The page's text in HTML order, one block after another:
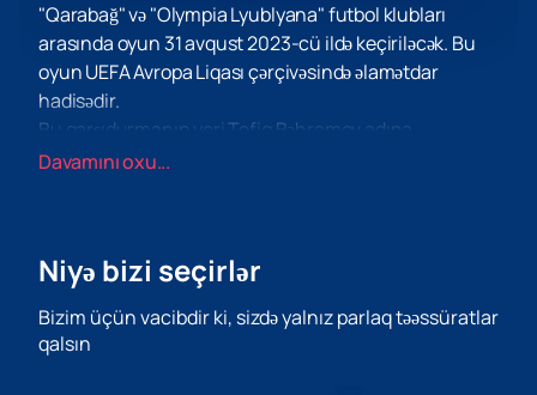
"Qarabağ" və "Olympia Lyublyana" futbol klubları
arasında oyun 31 avqust 2023-cü ildə keçiriləcək. Bu
oyun UEFA Avropa Liqası çərçivəsində əlamətdar
hadisədir.
Bu qarşıdurmanın yeri Tofiq Bəhramov adına
Respublika stadionu olacaq. Bu tarixi Arena uzun
doymuş olacağını vəd edir, çünki hər iki komanda ən
səhnəsində layiqincə təmsil etməyə çalışır.
Bu hadisə üçün biletlər artıq veb saytımızda əldə edilə
Davamını oxu...
Niyə bizi seçirlər
Bizim üçün vacibdir ki, sizdə yalnız parlaq təəssüratlar
qalsın